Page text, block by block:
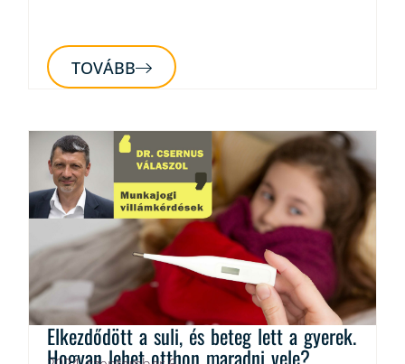
TOVÁBB
Elkezdődött a suli, és beteg lett a gyerek.
Hogyan lehet otthon maradni vele?